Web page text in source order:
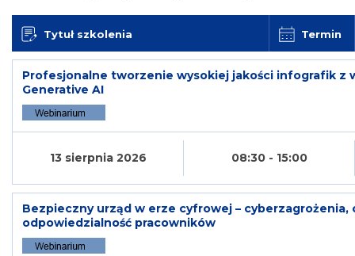
Tytuł szkolenia Termin
Profesjonalne tworzenie wysokiej jakości infografik z
Generative AI
13 sierpnia 2026 08:30 - 15:00
Bezpieczny urząd w erze cyfrowej –
odpowiedzialność pracowników